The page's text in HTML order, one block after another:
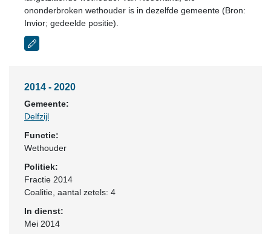
ononderbroken wethouder is in dezelfde gemeente (Bron:
Invior; gedeelde positie).
2014 - 2020
Gemeente:
Delfzijl
Functie:
Wethouder
Politiek:
Fractie 2014
Coalitie , aantal zetels: 4
In dienst:
Mei 2014